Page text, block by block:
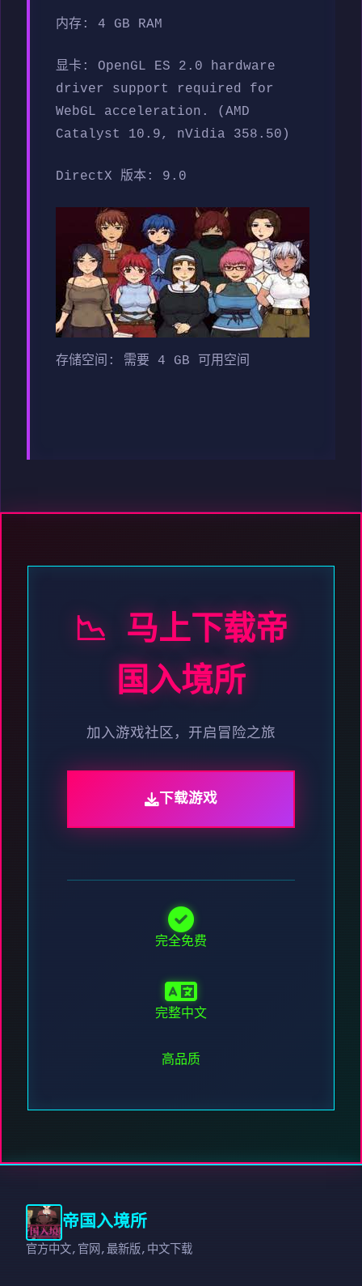
内存: 4 GB RAM
显卡: OpenGL ES 2.0 hardware
driver support required for
WebGL acceleration. (AMD
Catalyst 10.9, nVidia 358.50)
DirectX 版本: 9.0
存储空间: 需要 4 GB 可用空间
📉 马上下载帝
国入境所
加入游戏社区，开启冒险之旅
下载游戏
完全免费
完整中文
高品质
帝国入境所
官方中文,官网,最新版,中文下载